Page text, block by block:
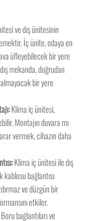
ve dış ünitesinin
İç ünite, odaya en
üfleyebilecek bir yere
mekanda, doğrudan
bir yere
Klima iç ünitesi,
Montajın duvara mı
vermek, cihazın daha
Klima iç ünitesi ile dış
bağlantısı
ve düzgün bir
etkiler.
Boru bağlantıları ve